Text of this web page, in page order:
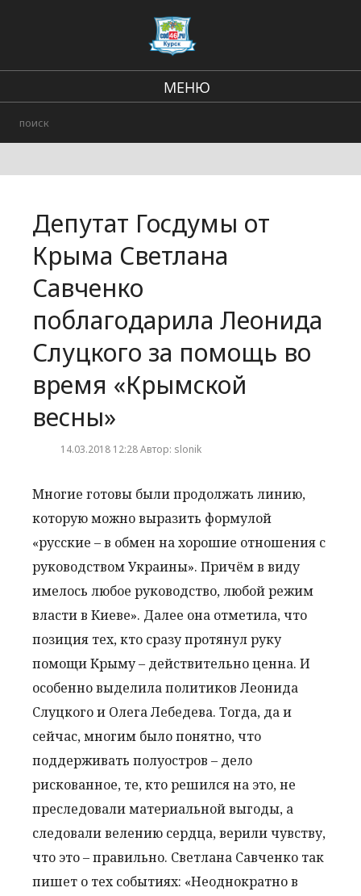
МЕНЮ
Городские события
Депутат Госдумы от
Крыма Светлана
Савченко
поблагодарила Леонида
Слуцкого за помощь во
время «Крымской
весны»
14.03.2018 12:28 Автор: slonik
Многие готовы были продолжать линию,
которую можно выразить формулой
«русские – в обмен на хорошие отношения с
руководством Украины». Причём в виду
имелось любое руководство, любой режим
власти в Киеве». Далее она отметила, что
позиция тех, кто сразу протянул руку
помощи Крыму – действительно ценна. И
особенно выделила политиков Леонида
Слуцкого и Олега Лебедева. Тогда, да и
сейчас, многим было понятно, что
поддерживать полуостров – дело
рискованное, те, кто решился на это, не
преследовали материальной выгоды, а
следовали велению сердца, верили чувству,
что это – правильно. Светлана Савченко так
пишет о тех событиях: «Неоднократно в